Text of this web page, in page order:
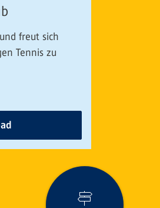
freut sich
Tennis zu